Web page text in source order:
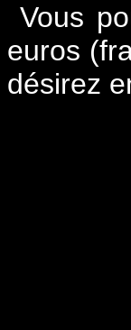
Vous
euros
désirez